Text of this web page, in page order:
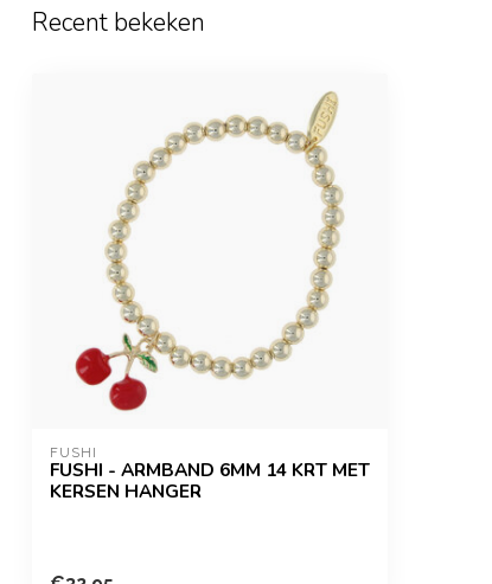
Recent bekeken
FUSHI
FUSHI - ARMBAND 6MM 14 KRT MET
KERSEN HANGER